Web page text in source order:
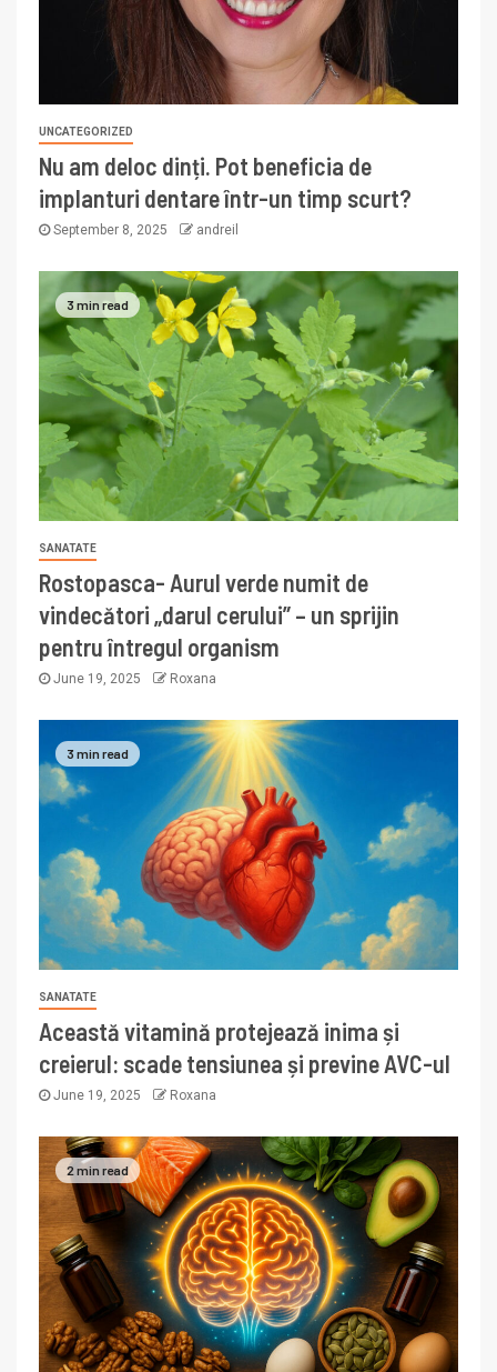
UNCATEGORIZED
Nu am deloc dinți. Pot beneficia de
implanturi dentare într-un timp scurt?
September 8, 2025 andreil
3 min read
SANATATE
Rostopasca- Aurul verde numit de
vindecători „darul cerului” – un sprijin
pentru întregul organism
June 19, 2025 Roxana
3 min read
SANATATE
Această vitamină protejează inima și
creierul: scade tensiunea și previne AVC-ul
June 19, 2025 Roxana
2 min read